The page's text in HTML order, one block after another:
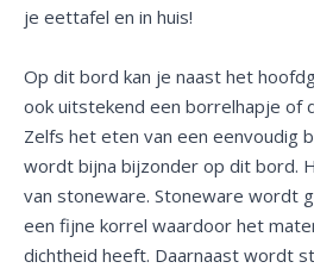
je eettafel en in huis!
Op dit bord kan je naast het
ook uitstekend een borrelhapje of
Zelfs het eten van een eenvoudig
wordt bijna bijzonder op dit bord.
van stoneware. Stoneware wordt
een fijne korrel waardoor het
dichtheid heeft. Daarnaast wordt